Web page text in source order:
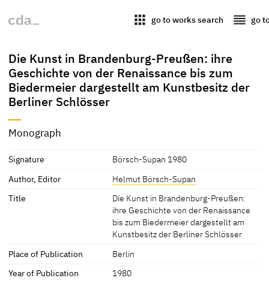
apps go to works search reorder go
Die Kunst in Brandenburg-Preußen: ihre
Geschichte von der Renaissance bis zum
Biedermeier dargestellt am Kunstbesitz der
Berliner Schlösser
Monograph
Signature
Börsch-Supan 1980
Author, Editor
Helmut Börsch-Supan
Title
Die Kunst in Brandenburg-Preußen:
ihre Geschichte von der Renaissance
bis zum Biedermeier dargestellt am
Kunstbesitz der Berliner Schlösser
Place of Publication
Berlin
Year of Publication
1980